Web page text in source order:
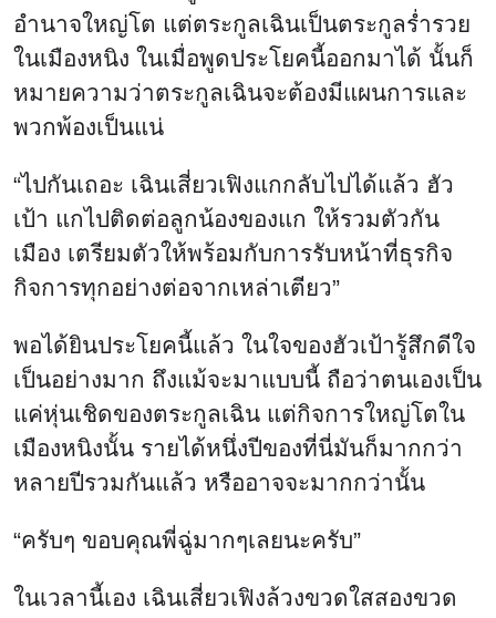
ในเวลานี้เอง เฉินเสี่ยวเฟิงล้วงขวดใสสองขวด